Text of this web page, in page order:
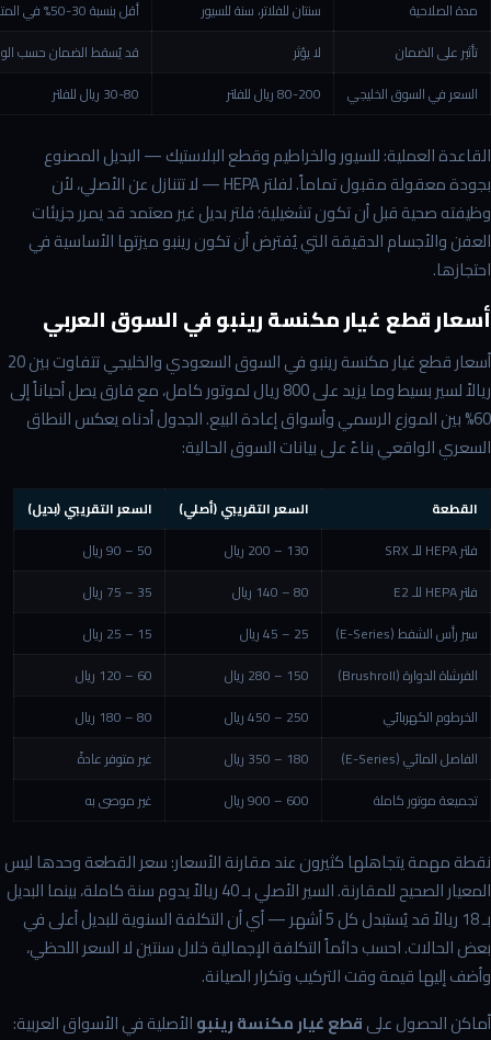
مدة الصلاحية
سنتان للفلاتر، سنة للسيور
أقل بنسبة 30-50% في المتوسط
تأثير على الضمان
لا يؤثر
قد يُسقط الضمان حسب
السعر في السوق الخليجي
80-200 ريال للفلتر 30-80 ريال للفلتر
القاعدة العملية: للسيور والخراطيم وقطع البلاستيك — البديل المصنوع
بجودة معقولة مقبول تماماً. لفلتر HEPA — لا تتنازل عن الأصلي، لأن
وظيفته صحية قبل أن تكون تشغيلية؛ فلتر بديل غير معتمد قد يمرر جزيئات
العفن والأجسام الدقيقة التي يُفترض أن تكون رينبو ميزتها الأساسية في
احتجازها.
أسعار قطع غيار مكنسة رينبو في السوق العربي
أسعار قطع غيار مكنسة رينبو في السوق السعودي والخليجي تتفاوت بين 20
ريالاً لسير بسيط وما يزيد على 800 ريال لموتور كامل، مع فارق يصل أحياناً إلى
60% بين الموزع الرسمي وأسواق إعادة البيع. الجدول أدناه يعكس النطاق
السعري الواقعي بناءً على بيانات السوق الحالية:
القطعة السعر التقريبي (أصلي) السعر التقريبي (بديل)
فلتر HEPA للـ SRX 130 – 200 ريال
50 – 90 ريال
فلتر HEPA للـ E2
80 – 140 ريال
35 – 75 ريال
سير رأس الشفط (E-Series)
25 – 45 ريال
15 – 25 ريال
الفرشاة الدوارة (Brushroll)
150 – 280 ريال
60 – 120 ريال
الخرطوم الكهربائي
250 – 450 ريال
80 – 180 ريال
الفاصل المائي (E-Series)
180 – 350 ريال
غير متوفر عادةً
تجميعة موتور كاملة
600 – 900 ريال غير موصى به
نقطة مهمة يتجاهلها كثيرون عند مقارنة الأسعار: سعر القطعة وحدها ليس
المعيار الصحيح للمقارنة. السير الأصلي بـ 40 ريالاً يدوم سنة كاملة، بينما البديل
بـ 18 ريالاً قد يُستبدل كل 5 أشهر — أي أن التكلفة السنوية للبديل أعلى في
بعض الحالات. احسب دائماً التكلفة الإجمالية خلال سنتين لا السعر اللحظي،
وأضف إليها قيمة وقت التركيب وتكرار الصيانة.
أماكن الحصول علىقطع غيار مكنسة رينبوالأصلية في الأسواق العربية: